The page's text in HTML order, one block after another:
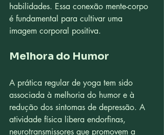
habilidades. Essa conexão mente-corpo
é fundamental para cultivar uma
imagem corporal positiva.
Melhora do Humor
A prática regular de yoga tem sido
associada à melhoria do humor e à
redução dos sintomas de depressão. A
atividade física libera endorfinas,
neurotransmissores que promovem a